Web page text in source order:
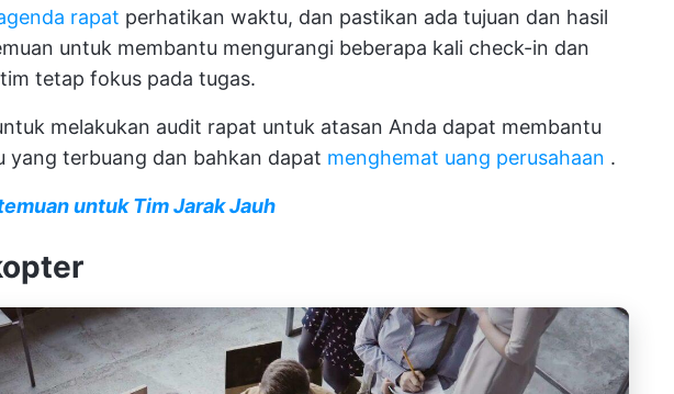
rapat perhatikan waktu, dan pastikan ada tujuan dan hasil
untuk membantu mengurangi beberapa kali check-in dan
tetap fokus pada tugas.
melakukan audit rapat untuk atasan Anda dapat membantu
yang terbuang dan bahkan dapat menghemat uang perusahaan .
untuk Tim Jarak Jauh